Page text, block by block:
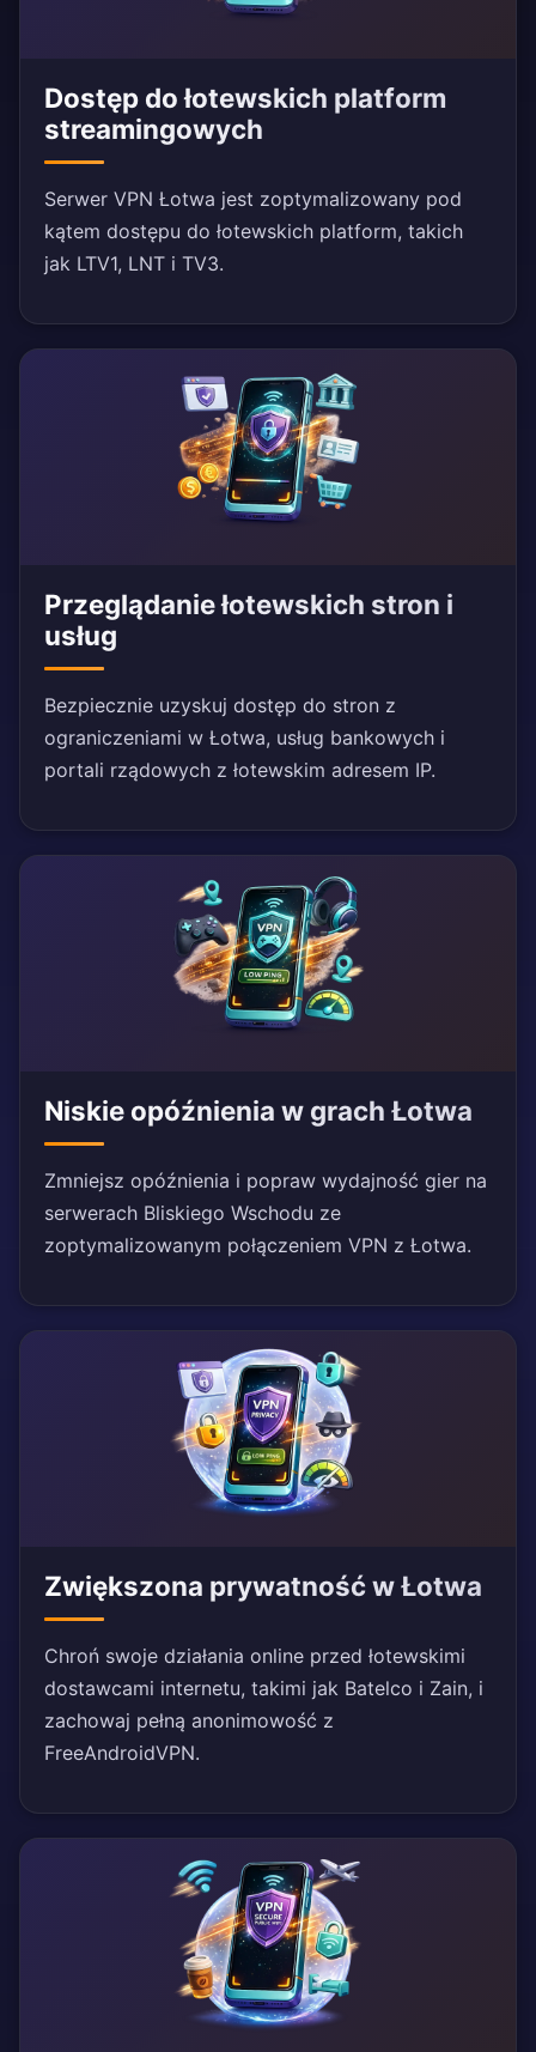
Dostęp do łotewskich platform
streamingowych
Serwer VPN Łotwa jest zoptymalizowany pod
kątem dostępu do łotewskich platform, takich
jak LTV1, LNT i TV3.
Przeglądanie łotewskich stron i
usług
Bezpiecznie uzyskuj dostęp do stron z
ograniczeniami w Łotwa, usług bankowych i
portali rządowych z łotewskim adresem IP.
Niskie opóźnienia w grach Łotwa
Zmniejsz opóźnienia i popraw wydajność gier na
serwerach Bliskiego Wschodu ze
zoptymalizowanym połączeniem VPN z Łotwa.
Zwiększona prywatność w Łotwa
Chroń swoje działania online przed łotewskimi
dostawcami internetu, takimi jak Batelco i Zain, i
zachowaj pełną anonimowość z
FreeAndroidVPN.